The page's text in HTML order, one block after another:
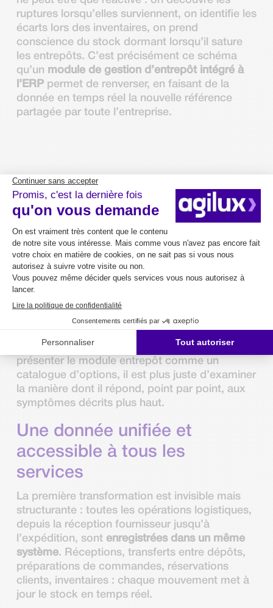
ruptures lorsqu’elles surviennent, on identifie les
écarts lors des inventaires, on prend
conscience du stock dormant lorsqu’il sature
les entrepôts. C’est précisément ce schéma
qu’un module de gestion d’entrepôt intégré à
l’ERPpermet de renverser, en faisant de la
donnée en temps réel la nouvelle référence
partagée par toute l’entreprise.
Le module entrepôt
intégré : reprendre la
main sur la donnée
L’intérêt d’une solution comme
réside pas dans l’addition de fonctionnalités
cohérence d’ensemblequ’elle
apporte aux opérations. Plutôt que de
présenter le module entrepôt comme un
catalogue d’options, il est plus juste d’examiner
la manière dont il répond, point par point, aux
symptômes décrits plus haut.
Une donnée unifiée et
accessible à tous les
services
La première transformation est invisible mais
structurante : toutes les opérations logistiques,
depuis la réception fournisseur jusqu’à
l’expédition, sont enregistrées dans un même
système. Réceptions, transferts entre dépôts,
préparations de commandes, réservations
clients, inventaires : chaque mouvement met à
jour le stock en temps réel.